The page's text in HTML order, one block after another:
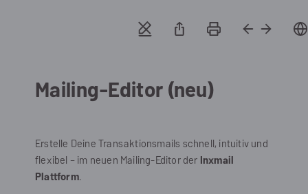
Mailing-Editor (neu)
Erstelle Deine Transaktionsmails schnell, intuitiv und
flexibel – im neuen Mailing-Editor der Inxmail
Plattform.